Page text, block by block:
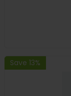
Save 13%